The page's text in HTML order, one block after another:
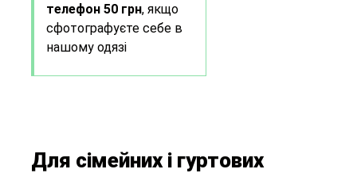
телефон 50 грн, якщо
сфотографуєте себе в
нашому одязі
Для сімейних і гуртових